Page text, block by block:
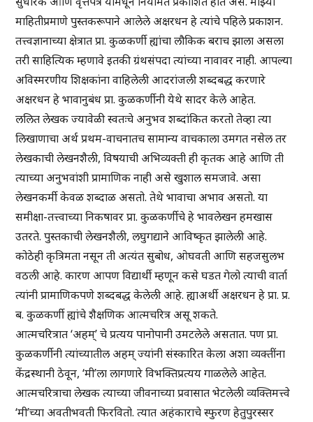
माहितीप्रमाणे पुस्तकरूपाने आलेले अक्षरधन हे त्यांचे पहिले प्रकाशन.
तत्त्वज्ञानाच्या क्षेत्रात प्रा. कुळकर्णी ह्यांचा लौकिक बराच झाला असला
तरी साहित्यिक म्हणावे इतकी ग्रंथसंपदा त्यांच्या नावावर नाही. आपल्या
अविस्मरणीय शिक्षकांना वाहिलेली आदरांजली शब्दबद्ध करणारे
अक्षरधन हे भावानुबंध प्रा. कुळकर्णीनी येथे सादर केले आहेत.
ललित लेखक ज्यावेळी स्वतःचे अनुभव शब्दांकित करतो तेव्हा त्या
लिखाणाचा अर्थ प्रथम-वाचनातच सामान्य वाचकाला उमगत नसेल तर
लेखकाची लेखनशैली, विषयाची अभिव्यक्ती ही कृतक आहे आणि ती
त्याच्या अनुभवांशी प्रामाणिक नाही असे खुशाल समजावे. असा
लेखनकर्मी केवळ शब्दाळ असतो. तेथे भावाचा अभाव असतो. या
समीक्षा-तत्त्वाच्या निकषावर प्रा. कुळकर्णीचे हे भावलेखन हमखास
उतरते. पुस्तकाची लेखनशैली, लघुगद्याने आविष्कृत झालेली आहे.
कोठेही कृत्रिमता नसून ती अत्यंत सुबोध, ओघवती आणि सहजसुलभ
वठली आहे. कारण आपण विद्यार्थी म्हणून कसे घडत गेलो त्याची वार्ता
त्यांनी प्रामाणिकपणे शब्दबद्ध केलेली आहे. ह्याअर्थी अक्षरधन हे प्रा. प्र.
ब. कुळकर्णी ह्यांचे शैक्षणिक आत्मचरित्र असू शकते.
आत्मचरित्रात ‘अहम्’ चे प्रत्यय पानोपानी उमटलेले असतात. पण प्रा.
कुळकर्णीनी त्यांच्यातील अहम् ज्यांनी संस्कारित केला अशा व्यक्तींना
केंद्रस्थानी ठेवून, ‘मी’ला लागणारे विभक्तिप्रत्यय गाळलेले आहेत.
आत्मचरित्राचा लेखक त्याच्या जीवनाच्या प्रवासात भेटलेली व्यक्तिमत्त्वे
‘मी’च्या अवतीभवती फिरवितो. त्यात अहंकाराचे स्फुरण हेतुपुरस्सर